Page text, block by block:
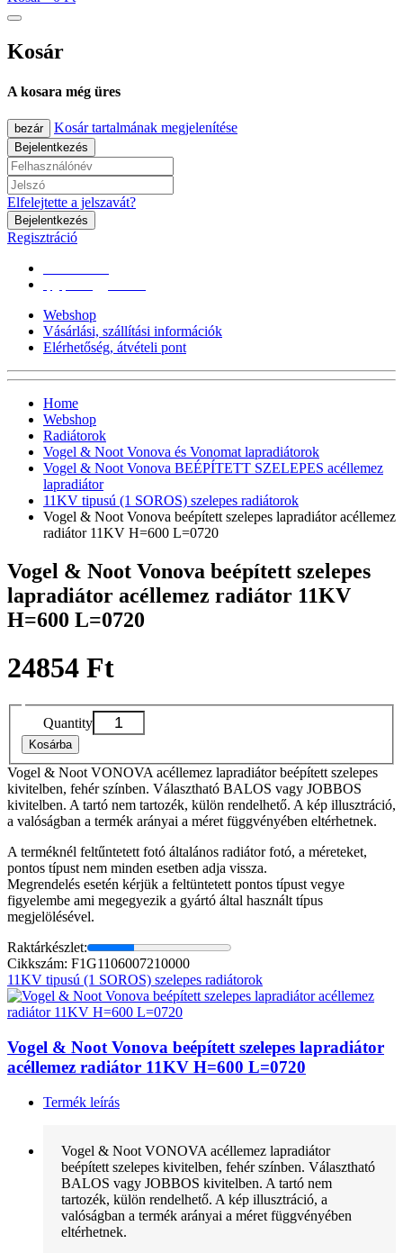
Kosár
A kosara még üres
bezár Kosár tartalmának megjelenítése
Bejelentkezés
Elfelejtette a jelszavát?
Bejelentkezés
Regisztráció
Webshop
Vásárlási, szállítási információk
Elérhetőség, átvételi pont
Home
Webshop
Radiátorok
Vogel & Noot Vonova és Vonomat lapradiátorok
Vogel & Noot Vonova BEÉPÍTETT SZELEPES acéllemez
lapradiátor
11KV tipusú (1 SOROS) szelepes radiátorok
Vogel & Noot Vonova beépített szelepes lapradiátor acéllemez
radiátor 11KV H=600 L=0720
Vogel & Noot Vonova beépített szelepes
lapradiátor acéllemez radiátor 11KV
H=600 L=0720
24854 Ft
Quantity
Kosárba
Vogel & Noot VONOVA acéllemez lapradiátor beépített szelepes
kivitelben, fehér színben. Választható BALOS vagy JOBBOS
kivitelben. A tartó nem tartozék, külön rendelhető. A kép illusztráció,
a valóságban a termék arányai a méret függvényében eltérhetnek.
A terméknél feltűntetett fotó általános radiátor fotó, a méreteket,
pontos típust nem minden esetben adja vissza.
Megrendelés esetén kérjük a feltüntetett pontos típust vegye
figyelembe ami megegyezik a gyártó által használt típus
megjelölésével.
Raktárkészlet:
Cikkszám: F1G1106007210000
11KV tipusú (1 SOROS) szelepes radiátorok
Vogel & Noot Vonova beépített szelepes lapradiátor
acéllemez radiátor 11KV H=600 L=0720
Termék leírás
Vogel & Noot VONOVA acéllemez lapradiátor
beépített szelepes kivitelben, fehér színben. Választható
BALOS vagy JOBBOS kivitelben. A tartó nem
tartozék, külön rendelhető. A kép illusztráció, a
valóságban a termék arányai a méret függvényében
eltérhetnek.